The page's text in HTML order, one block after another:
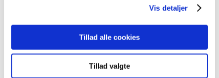
Vis detaljer
Tillad alle cookies
Tillad valgte